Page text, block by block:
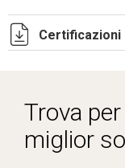
Certificazioni
Trova
miglior